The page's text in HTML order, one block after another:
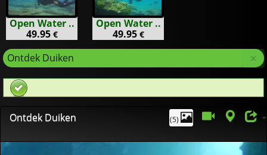
Open Water ..
49.95 €
Open Water ..
49.95 €
×
Ontdek Duiken
(5)
Ontdek Duiken